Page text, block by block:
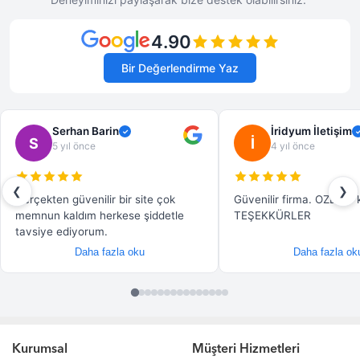
Kurumsal Müşteri Hizmetleri